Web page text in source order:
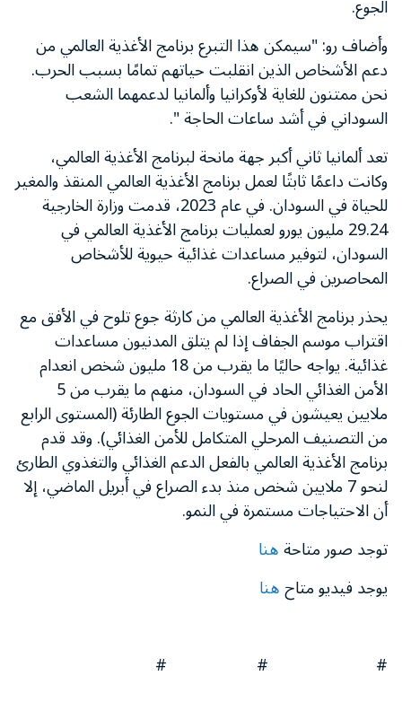
الجوع.
وأضاف رو: "سيمكن هذا التبرع برنامج الأغذية العالمي من
دعم الأشخاص الذين انقلبت حياتهم تمامًا بسبب الحرب.
نحن ممتنون للغاية لأوكرانيا وألمانيا لدعمهما الشعب
السوداني في أشد ساعات الحاجة ".
تعد ألمانيا ثاني أكبر جهة مانحة لبرنامج الأغذية العالمي،
وكانت داعمًا ثابتًا لعمل برنامج الأغذية العالمي المنقذ والمغير
للحياة في السودان. في عام 2023، قدمت وزارة الخارجية
29.24 مليون يورو لعمليات برنامج الأغذية العالمي في
السودان، لتوفير مساعدات غذائية حيوية للأشخاص
المحاصرين في الصراع.
يحذر برنامج الأغذية العالمي من كارثة جوع تلوح في الأفق مع
اقتراب موسم الجفاف إذا لم يتلق المدنيون مساعدات
غذائية. يواجه حاليًا ما يقرب من 18 مليون شخص انعدام
الأمن الغذائي الحاد في السودان، منهم ما يقرب من 5
ملايين يعيشون في مستويات الجوع الطارئة (المستوى الرابع
من التصنيف المرحلي المتكامل للأمن الغذائي). وقد قدم
برنامج الأغذية العالمي بالفعل الدعم الغذائي والتغذوي الطارئ
لنحو 7 ملايين شخص منذ بدء الصراع في أبريل الماضي، إلا
أن الاحتياجات مستمرة في النمو.
توجد صور متاحةهنا
يوجد فيديو متاحهنا
# # #